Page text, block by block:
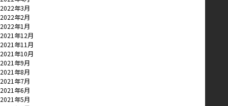
2022年3月
2022年2月
2022年1月
2021年12月
2021年11月
2021年10月
2021年9月
2021年8月
2021年7月
2021年6月
2021年5月